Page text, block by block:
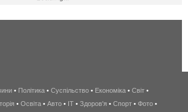
беспроводной
интернет
• Політика • Суспільство • Економіка • Світ •
• Освіта • Авто • IT • Здоров'я • Спорт • Фото •